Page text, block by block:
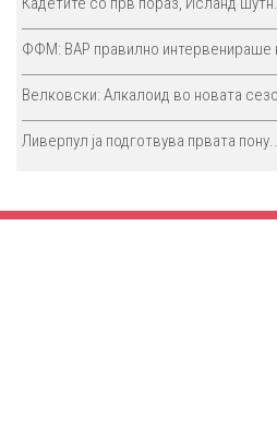
ФФМ: ВАР правилно интервенираше
Велковски: Алкалоид во новата
Ливерпул ја подготвува првата